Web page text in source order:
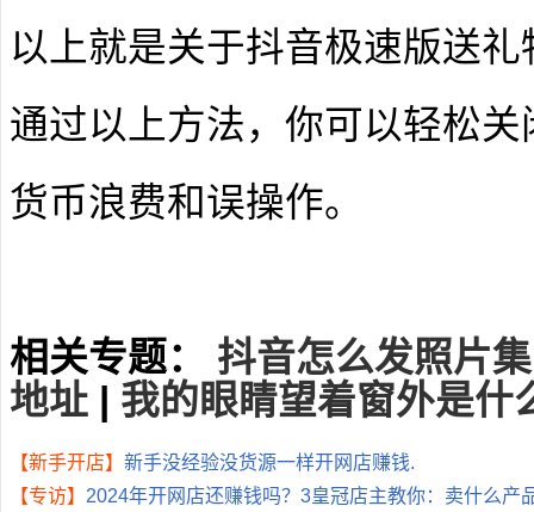
以上就是关于抖音极速版送
通过以上方法，你可以轻松
货币浪费和误操作。
相关专题： 抖音怎么发照片集
地址 | 我的眼睛望着窗外是什
【新手开店】 新手没经验没货源一样开网店赚钱.
【专访】 2024年开网店还赚钱吗？3皇冠店主教你：卖什么产